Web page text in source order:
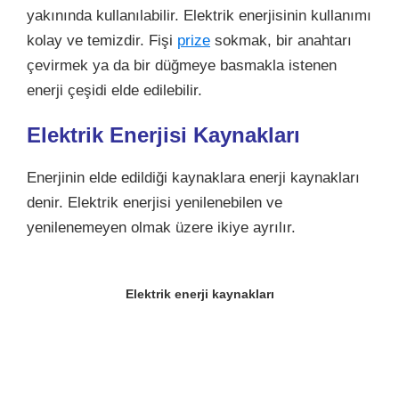
yakınında kullanılabilir. Elektrik enerjisinin kullanımı
kolay ve temizdir. Fişi prize sokmak, bir anahtarı
çevirmek ya da bir düğmeye basmakla istenen
enerji çeşidi elde edilebilir.
Elektrik Enerjisi Kaynakları
Enerjinin elde edildiği kaynaklara enerji kaynakları
denir. Elektrik enerjisi yenilenebilen ve
yenilenemeyen olmak üzere ikiye ayrılır.
Elektrik enerji kaynakları